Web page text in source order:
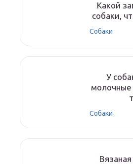
Какой
собаки,
Собаки
У
Собаки